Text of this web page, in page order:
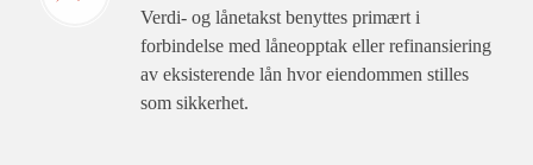
Verdi- og lånetakst benyttes primært i
forbindelse med låneopptak eller refinansiering
av eksisterende lån hvor eiendommen stilles
som sikkerhet.